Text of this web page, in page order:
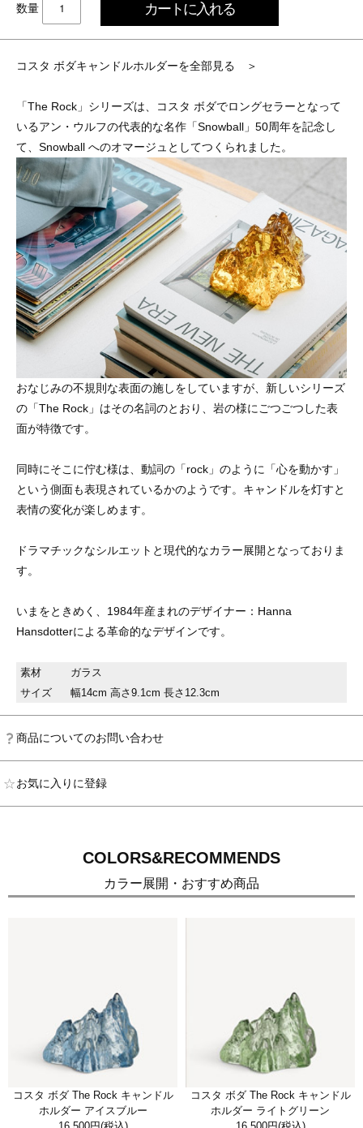
数量
コスタ ボダキャンドルホルダーを全部見る ＞
「The Rock」シリーズは、コスタ ボダでロングセラーとなって
いるアン・ウルフの代表的な名作「Snowball」50周年を記念し
て、Snowball へのオマージュとしてつくられました。
おなじみの不規則な表面の施しをしていますが、新しいシリーズ
の「The Rock」はその名詞のとおり、岩の様にごつごつした表
面が特徴です。
同時にそこに佇む様は、動詞の「rock」のように「心を動かす」
という側面も表現されているかのようです。キャンドルを灯すと
表情の変化が楽しめます。
ドラマチックなシルエットと現代的なカラー展開となっておりま
す。
いまをときめく、1984年産まれのデザイナー：Hanna
Hansdotterによる革命的なデザインです。
素材
ガラス
サイズ
幅14cm 高さ9.1cm 長さ12.3cm
商品についてのお問い合わせ
お気に入りに登録
COLORS&RECOMMENDS
カラー展開・おすすめ商品
コスタ ボダ The Rock キャンドル
ホルダー アイスブルー
コスタ ボダ The Rock キャンドル
ホルダー ライトグリーン